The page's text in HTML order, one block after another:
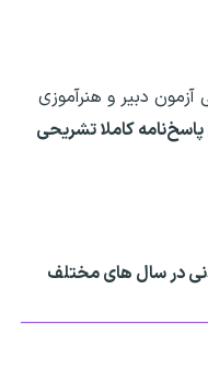
دبیر و هنرآموزی
پاسخ‌نامه کاملا تشریحی
در سال های مختلف